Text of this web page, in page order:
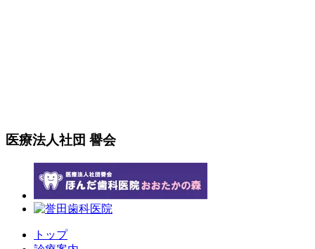
医療法人社団 譽会
トップ